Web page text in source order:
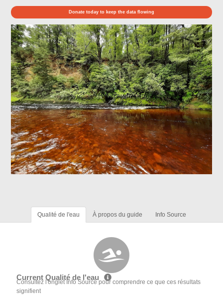
Donate today to keep the data flowing
Qualité de l'eau À propos du guide Info Source
Current Qualité de l'eau
Consultez l'onglet Info Source pour comprendre ce que ces résultats
signifient